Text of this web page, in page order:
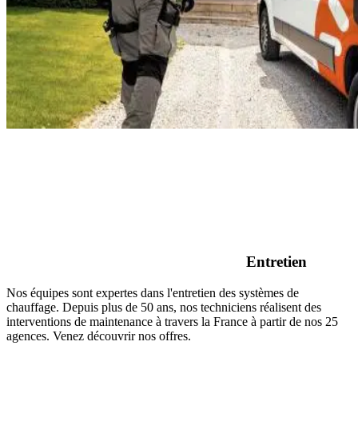
Entretien
Nos équipes sont expertes dans l'entretien des systèmes de
chauffage. Depuis plus de 50 ans, nos techniciens réalisent des
interventions de maintenance à travers la France à partir de nos 25
agences. Venez découvrir nos offres.